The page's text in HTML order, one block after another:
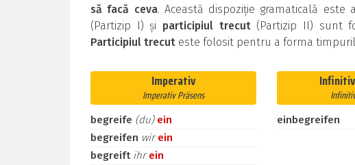
să facă ceva. Această dispoziție gramaticală
(Partizip I) și participiul trecut(Partizip II) sunt
Participiul trecut este folosit pentru a forma
Imperativ
Imperativ Präsens
begreife (du) ein
begreifen wirein
begreift ihrein
einbegreifen